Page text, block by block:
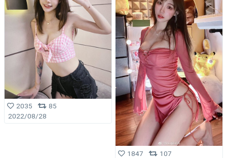
2035
85
2022/08/28
1847
107